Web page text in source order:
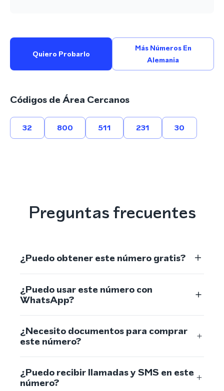
Quiero Probarlo
Más Números En
Alemania
Códigos de Área Cercanos
32 800 511 231 30
Preguntas frecuentes
¿Puedo obtener este número gratis?
¿Puedo usar este número con
WhatsApp?
¿Necesito documentos para comprar
este número?
¿Puedo recibir llamadas y SMS en este
número?